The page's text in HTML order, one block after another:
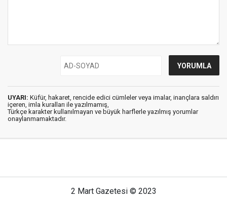
UYARI: Küfür, hakaret, rencide edici cümleler veya imalar, inançlara saldırı
içeren, imla kuralları ile yazılmamış,
Türkçe karakter kullanılmayan ve büyük harflerle yazılmış yorumlar
onaylanmamaktadır.
2 Mart Gazetesi © 2023